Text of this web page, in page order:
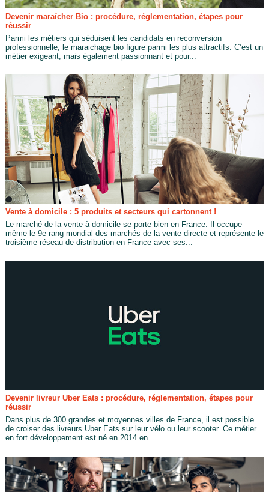
Devenir maraîcher Bio : procédure, réglementation, étapes pour
réussir
Parmi les métiers qui séduisent les candidats en reconversion
professionnelle, le maraichage bio figure parmi les plus attractifs. C’est un
métier exigeant, mais également passionnant et pour...
Vente à domicile : 5 produits et secteurs qui cartonnent !
Le marché de la vente à domicile se porte bien en France. Il occupe
même le 9e rang mondial des marchés de la vente directe et représente le
troisième réseau de distribution en France avec ses...
Devenir livreur Uber Eats : procédure, réglementation, étapes pour
réussir
Dans plus de 300 grandes et moyennes villes de France, il est possible
de croiser des livreurs Uber Eats sur leur vélo ou leur scooter. Ce métier
en fort développement est né en 2014 en...